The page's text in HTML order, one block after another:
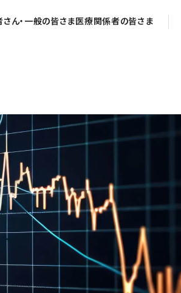
ん・一般の皆さま医療関係者の皆さま